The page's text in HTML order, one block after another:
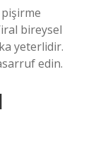
bireysel
yeterlidir.
edin.